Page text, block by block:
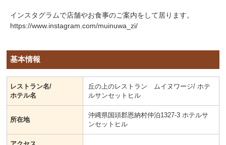
インスタグラムで店舗やお食事のご案内をして居ります。
https://www.instagram.com/muinuwa_zi/
基本情報
レストラン名/
ホテル名
丘の上のレストラン ムイヌワージ/ ホテ
ルサンセットヒル
所在地
沖縄県国頭郡恩納村仲泊1327-3 ホテルサ
ンセットヒル